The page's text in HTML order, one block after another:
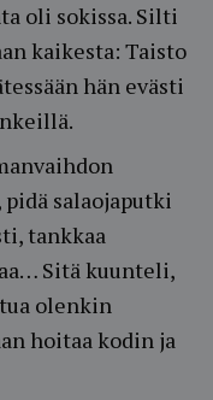
oli sokissa. Silti
kaikesta: Taisto
hän evästi
pidä salaojaputki
tankkaa
Sitä kuunteli,
olenkin
hoitaa kodin ja